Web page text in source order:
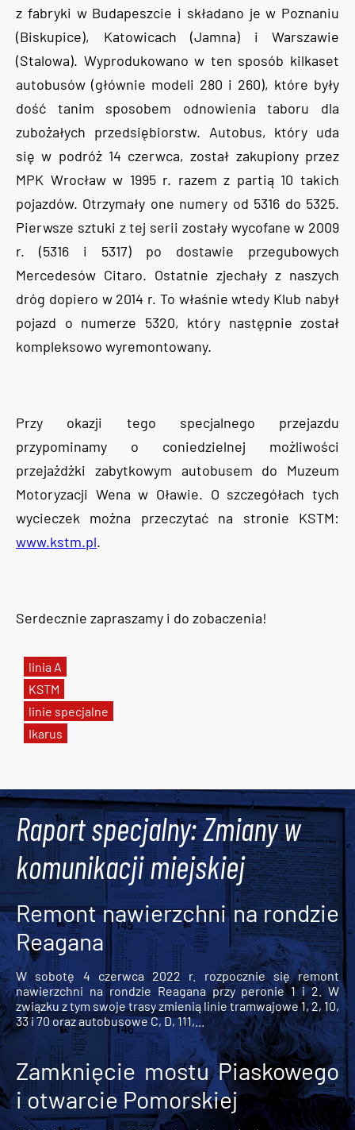
linia A
KSTM
linie specjalne
Ikarus
z fabryki w Budapeszcie i składano je w Poznaniu
(Biskupice), Katowicach (Jamna) i Warszawie
(Stalowa). Wyprodukowano w ten sposób kilkaset
autobusów (głównie modeli 280 i 260), które były
dość tanim sposobem odnowienia taboru dla
zubożałych przedsiębiorstw. Autobus, który uda
się w podróż 14 czerwca, został zakupiony przez
MPK Wrocław w 1995 r. razem z partią 10 takich
pojazdów. Otrzymały one numery od 5316 do 5325.
Pierwsze sztuki z tej serii zostały wycofane w 2009
r. (5316 i 5317) po dostawie przegubowych
Mercedesów Citaro. Ostatnie zjechały z naszych
dróg dopiero w 2014 r. To właśnie wtedy Klub nabył
pojazd o numerze 5320, który następnie został
kompleksowo wyremontowany.
Przy okazji tego specjalnego przejazdu
przypominamy o coniedzielnej możliwości
przejażdżki zabytkowym autobusem do Muzeum
Motoryzacji Wena w Oławie. O szczegółach tych
wycieczek można przeczytać na stronie KSTM:
www.kstm.pl.
Serdecznie zapraszamy i do zobaczenia!
Raport specjalny: Zmiany w
komunikacji miejskiej
Remont nawierzchni na rondzie
Reagana
W sobotę 4 czerwca 2022 r. rozpocznie się remont
nawierzchni na rondzie Reagana przy peronie 1 i 2. W
związku z tym swoje trasy zmienią linie tramwajowe 1, 2, 10,
33 i 70 oraz autobusowe C, D, 111,...
Zamknięcie mostu Piaskowego
i otwarcie Pomorskiej